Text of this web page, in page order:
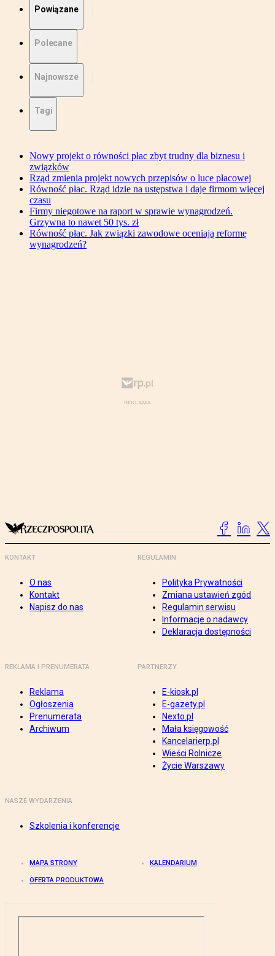
Powiązane
Polecane
Najnowsze
Tagi
Nowy projekt o równości płac zbyt trudny dla biznesu i
związków
Rząd zmienia projekt nowych przepisów o luce płacowej
Równość płac. Rząd idzie na ustępstwa i daje firmom więcej
czasu
Firmy niegotowe na raport w sprawie wynagrodzeń.
Grzywna to nawet 50 tys. zł
Równość płac. Jak związki zawodowe oceniają reformę
wynagrodzeń?
KONTAKT
O nas
Kontakt
Napisz do nas
REGULAMIN
Polityka Prywatności
Zmiana ustawień zgód
Regulamin serwisu
Informacje o nadawcy
Deklaracja dostępności
REKLAMA I PRENUMERATA
Reklama
Ogłoszenia
Prenumerata
Archiwum
PARTNERZY
E-kiosk.pl
E-gazety.pl
Nexto.pl
Mała księgowość
Kancelarierp.pl
Wieści Rolnicze
Życie Warszawy
NASZE WYDARZENIA
Szkolenia i konferencje
MAPA STRONY KALENDARIUM
OFERTA PRODUKTOWA